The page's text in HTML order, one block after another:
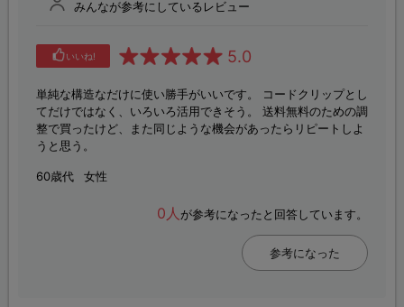
みんなが参考にしているレビュー
いいね! 5.0
単純な構造なだけに使い勝手がいいです。 コードクリップとし
てだけではなく、いろいろ活用できそう。 送料無料のための調
整で買ったけど、また同じような機会があったらリピートしよ
うと思う。
60歳代 女性
0人 が参考になったと回答しています。
参考になった